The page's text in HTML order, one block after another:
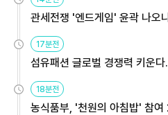
관세전쟁 '엔드게임' 윤곽 나오
용해야
17분전
섬유패션 글로벌 경쟁력 키운
원
18분전
농식품부, '천원의 아침밥' 참